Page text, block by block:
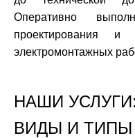
Оперативно
проектирования и
электромонтажных
НАШИ УСЛУГИ:
ВИДЫ И ТИПЫ